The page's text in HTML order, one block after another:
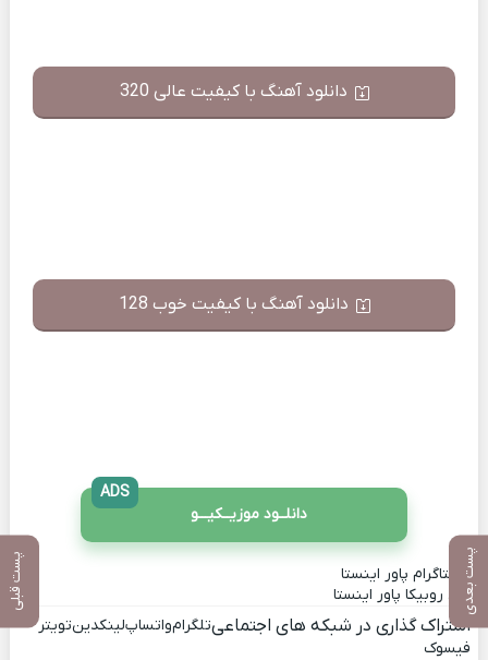
پست بعدی پست قبلی
دانلود آهنگ با کیفیت عالی 320
دانلود آهنگ با کیفیت خوب 128
دانلــود موزیــکیـــو
ADS
اینستاگرام پاور اینستا
کانال روبیکا پاور اینستا
اشتراک گذاری در شبکه های اجتماعیتلگرامواتساپلینکدینتویتر
فیسوک